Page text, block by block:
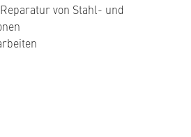
von Stahl- und